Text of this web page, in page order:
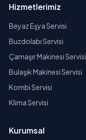
Hizmetlerimiz
Beyaz Eşya Servisi
Buzdolabı Servisi
Çamaşır Makinesi Servisi
Bulaşık Makinesi Servisi
Kombi Servisi
Klima Servisi
Kurumsal